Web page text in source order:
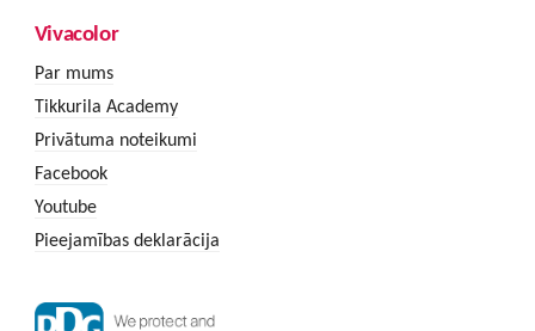
Vivacolor
Par mums
Tikkurila Academy
Privātuma noteikumi
Facebook
Youtube
Pieejamības deklarācija